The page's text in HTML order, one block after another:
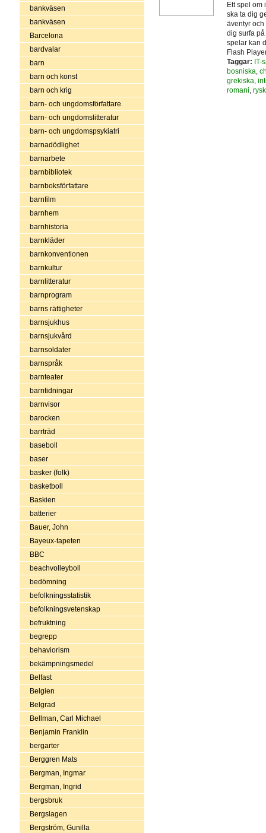
bankväsen
bankväsen
Barcelona
bardvalar
barn
barn och konst
barn och krig
barn- och ungdomsförfattare
barn- och ungdomslitteratur
barn- och ungdomspsykiatri
barnadödlighet
barnarbete
barnbibliotek
barnboksförfattare
barnfilm
barnhem
barnhistoria
barnkläder
barnkonventionen
barnkultur
barnlitteratur
barnprogram
barns rättigheter
barnsjukhus
barnsjukvård
barnsoldater
barnspråk
barnteater
barntidningar
barnvisor
barocken
barrträd
baseboll
baser
basker (folk)
basketboll
Baskien
batterier
Bauer, John
Bayeux-tapeten
BBC
beachvolleyboll
bedömning
befolkningsstatistik
befolkningsvetenskap
befruktning
begrepp
behaviorism
bekämpningsmedel
Belfast
Belgien
Belgrad
Bellman, Carl Michael
Benjamin Franklin
bergarter
Berggren Mats
Bergman, Ingmar
Bergman, Ingrid
bergsbruk
Bergslagen
Bergström, Gunilla
Ett spel om
ska ta dig
äventyr och
dig surfa
spelar kan
Flash
Taggar: IT-
bosniska,
grekiska,
romani,